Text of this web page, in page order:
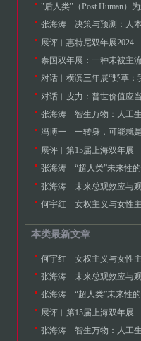
展评︱惠特尼双年展2024
对话︱横滨三年展“野草：
对话︱皮力：普世价值应
张海涛︱智生万物：人工
冯博一︱一转身，可能就
展评︱第15届上海双年展
张海涛︱未来总观效应与
何宇红︱女权主义与女性
本类最新文章
何宇红︱女权主义与女性
张海涛︱未来总观效应与
展评︱第15届上海双年展
张海涛︱智生万物：人工